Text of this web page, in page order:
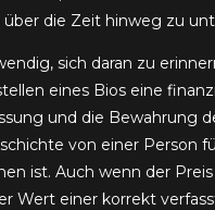
über die Zeit hinweg zu
sich daran zu
eines Bios eine
und die Bewahrung
von einer Person
ist. Auch wenn der
Wert einer korrekt